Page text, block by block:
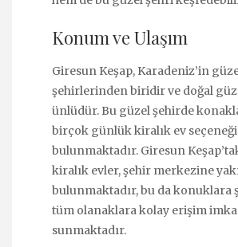
Konum ve Ulaşım
Giresun Keşap, Karadeniz’in
şehirlerinden biridir ve doğal
ünlüdür. Bu güzel şehirde
birçok günlük kiralık ev seçeneği
bulunmaktadır. Giresun
kiralık evler, şehir merkezine
bulunmaktadır, bu da konuklara
tüm olanaklara kolay erişim
sunmaktadır.